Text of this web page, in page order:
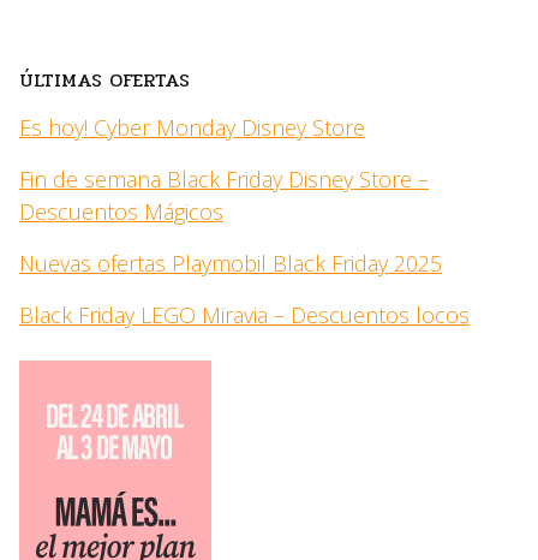
ÚLTIMAS OFERTAS
Es hoy! Cyber Monday Disney Store
Fin de semana Black Friday Disney Store –
Descuentos Mágicos
Nuevas ofertas Playmobil Black Friday 2025
Black Friday LEGO Miravia – Descuentos locos